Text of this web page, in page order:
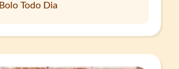
Bolo Todo Dia